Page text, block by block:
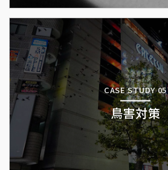
CASE STUDY 05
鳥害対策